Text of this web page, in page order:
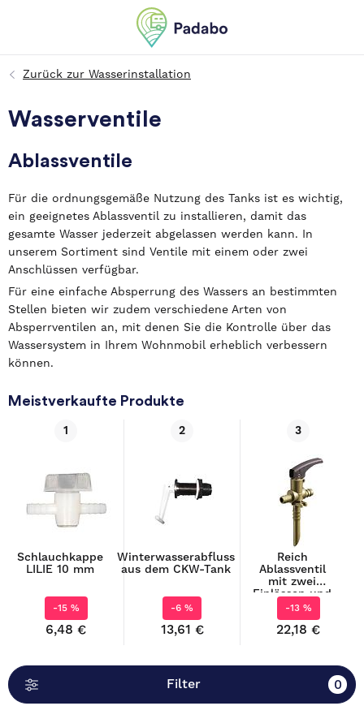
Wasserventile
Ablassventile
Für die ordnungsgemäße Nutzung des Tanks ist es wichtig,
ein geeignetes Ablassventil zu installieren, damit das
gesamte Wasser jederzeit abgelassen werden kann. In
unserem Sortiment sind Ventile mit einem oder zwei
Anschlüssen verfügbar.
Für eine einfache Absperrung des Wassers an bestimmten
Stellen bieten wir zudem verschiedene Arten von
Absperrventilen an, mit denen Sie die Kontrolle über das
Wassersystem in Ihrem Wohnmobil erheblich verbessern
können.
Meistverkaufte Produkte
1
Schlauchkappe
LILIE 10 mm
-15 %
6,48 €
2
Winterwasserabfluss
aus dem CKW-Tank
-6 %
13,61 €
3
Reich
Ablassventil
mit zwei
Einlässen und
einem Auslass
-13 %
22,18 €
Filter 0